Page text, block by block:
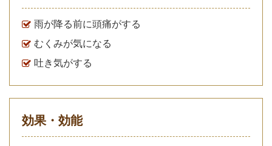
雨が降る前に頭痛がする
むくみが気になる
吐き気がする
効果・効能